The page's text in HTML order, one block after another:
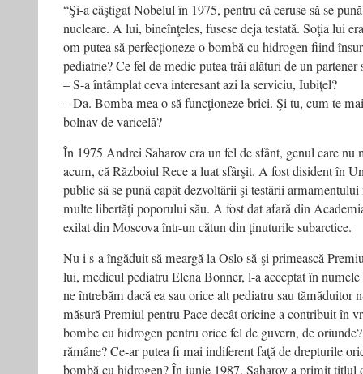
“Şi-a câştigat Nobelul în 1975, pentru că ceruse să se
nucleare. A lui, bineînţeles, fusese deja testată. Soţia lui
om putea să perfecţioneze o bombă cu hidrogen fiind
pediatrie? Ce fel de medic putea trăi alături de un partener
– S-a întâmplat ceva interesant azi la serviciu, Iubiţel?
– Da. Bomba mea o să funcţioneze brici. Şi tu, cum te
bolnav de varicelă?
În 1975 Andrei Saharov era un fel de sfânt, genul care nu
acum, că Războiul Rece a luat sfârşit. A fost disident în
public să se pună capăt dezvoltării şi testării
multe libertăţi poporului său. A fost dat afară din
exilat din Moscova într-un cătun din ţinuturile subarctice.
Nu i s-a îngăduit să meargă la Oslo să-şi primească
lui, medicul pediatru Elena Bonner, l-a acceptat în
ne întrebăm dacă ea sau orice alt pediatru sau tămăduitor
măsură Premiul pentru Pace decât oricine a contribuit în
bombe cu hidrogen pentru orice fel de guvern, de
rămâne? Ce-ar putea fi mai indiferent faţă de drepturile
bombă cu hidrogen? În iunie 1987, Saharov a primit titlul